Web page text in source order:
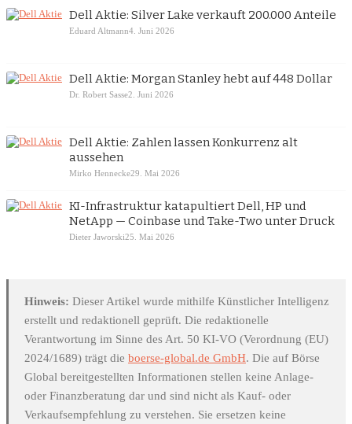
Dell Aktie: Silver Lake verkauft 200.000 Anteile
Eduard Altmann4. Juni 2026
Dell Aktie: Morgan Stanley hebt auf 448 Dollar
Dr. Robert Sasse2. Juni 2026
Dell Aktie: Zahlen lassen Konkurrenz alt
aussehen
Mirko Hennecke29. Mai 2026
KI-Infrastruktur katapultiert Dell, HP und
NetApp — Coinbase und Take-Two unter Druck
Dieter Jaworski25. Mai 2026
Hinweis: Dieser Artikel wurde mithilfe Künstlicher Intelligenz
erstellt und redaktionell geprüft. Die redaktionelle
Verantwortung im Sinne des Art. 50 KI-VO (Verordnung (EU)
2024/1689) trägt die boerse-global.de GmbH. Die auf Börse
Global bereitgestellten Informationen stellen keine Anlage-
oder Finanzberatung dar und sind nicht als Kauf- oder
Verkaufsempfehlung zu verstehen. Sie ersetzen keine